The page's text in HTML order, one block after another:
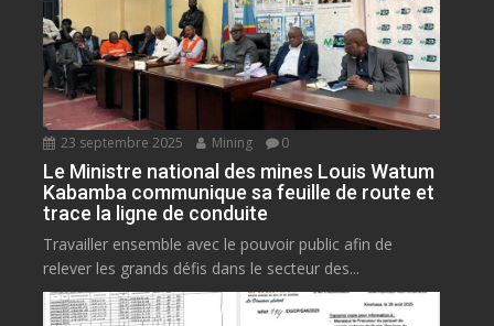
23 septembre 2025 Mining 0
Le Ministre national des mines Louis Watum
Kabamba communique sa feuille de route et
trace la ligne de conduite
Travailler ensemble avec le pouvoir public afin de
relever les grands défis dans le secteur des...